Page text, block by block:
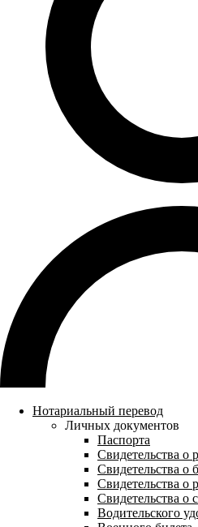
Нотариальный перевод
Личных документов
Паспорта
Свидетельства о
Свидетельства о
Свидетельства о
Свидетельства о
Водительского